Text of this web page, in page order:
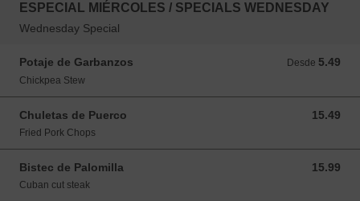
ESPECIAL MIÉRCOLES / SPECIALS WEDNESDAY
Wednesday Special
Potaje de Garbanzos Desde 5.49
Desde 5.49 USD
Chickpea Stew
Chuletas de Puerco 15.49
15.49 USD
Fried Pork Chops
Bistec de Palomilla 15.99
15.99 USD
Cuban cut steak